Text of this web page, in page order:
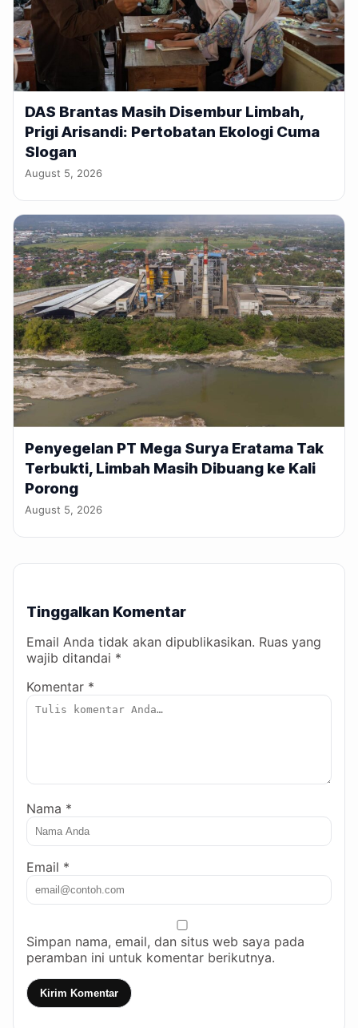
DAS Brantas Masih Disembur Limbah,
Prigi Arisandi: Pertobatan Ekologi Cuma
Slogan
August 5, 2026
Penyegelan PT Mega Surya Eratama Tak
Terbukti, Limbah Masih Dibuang ke Kali
Porong
August 5, 2026
Tinggalkan Komentar
Email Anda tidak akan dipublikasikan. Ruas yang
wajib ditandai *
Komentar *
Nama *
Email *
Simpan nama, email, dan situs web saya pada
peramban ini untuk komentar berikutnya.
Kirim Komentar